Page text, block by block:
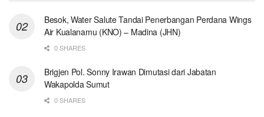
Besok, Water Salute Tandai Penerbangan Perdana Wings
Air Kualanamu (KNO) – Madina (JHN)
0 SHARES
Brigjen Pol. Sonny Irawan Dimutasi dari Jabatan
Wakapolda Sumut
0 SHARES